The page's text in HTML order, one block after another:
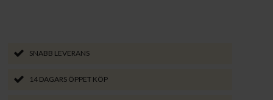
SNABB LEVERANS
14 DAGARS ÖPPET KÖP